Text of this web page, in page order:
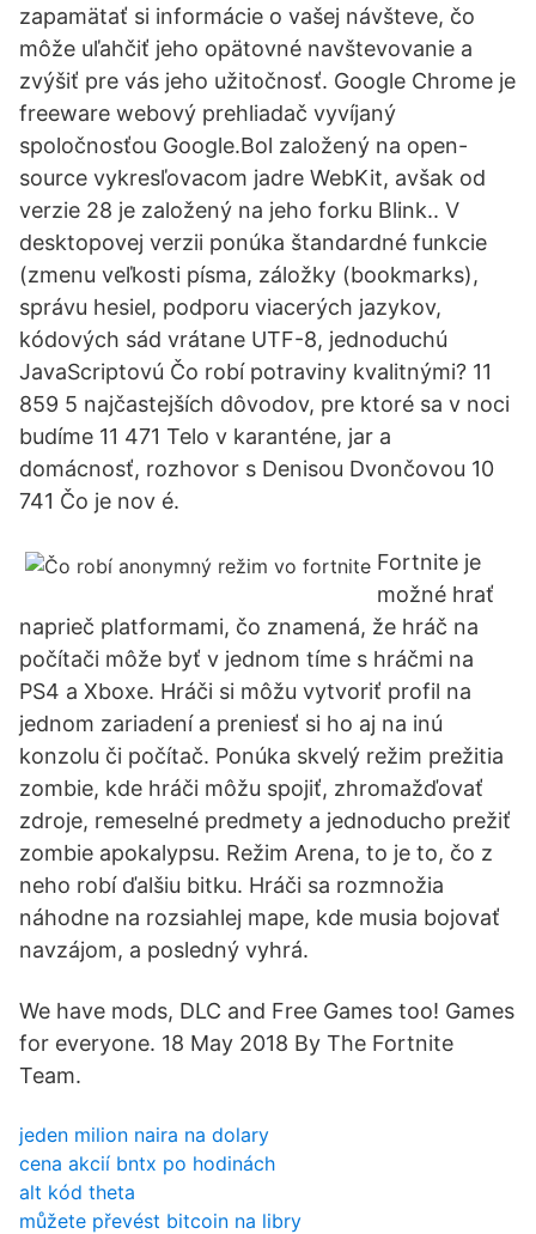
zapamätať si informácie o vašej návšteve, čo
môže uľahčiť jeho opätovné navštevovanie a
zvýšiť pre vás jeho užitočnosť. Google Chrome je
freeware webový prehliadač vyvíjaný
spoločnosťou Google.Bol založený na open-
source vykresľovacom jadre WebKit, avšak od
verzie 28 je založený na jeho forku Blink.. V
desktopovej verzii ponúka štandardné funkcie
(zmenu veľkosti písma, záložky (bookmarks),
správu hesiel, podporu viacerých jazykov,
kódových sád vrátane UTF-8, jednoduchú
JavaScriptovú Čo robí potraviny kvalitnými? 11
859 5 najčastejších dôvodov, pre ktoré sa v noci
budíme 11 471 Telo v karanténe, jar a
domácnosť, rozhovor s Denisou Dvončovou 10
741 Čo je nov é.
Fortnite je
možné hrať
naprieč platformami, čo znamená, že hráč na
počítači môže byť v jednom tíme s hráčmi na
PS4 a Xboxe. Hráči si môžu vytvoriť profil na
jednom zariadení a preniesť si ho aj na inú
konzolu či počítač. Ponúka skvelý režim prežitia
zombie, kde hráči môžu spojiť, zhromažďovať
zdroje, remeselné predmety a jednoducho prežiť
zombie apokalypsu. Režim Arena, to je to, čo z
neho robí ďalšiu bitku. Hráči sa rozmnožia
náhodne na rozsiahlej mape, kde musia bojovať
navzájom, a posledný vyhrá.
We have mods, DLC and Free Games too! Games
for everyone. 18 May 2018 By The Fortnite
Team.
jeden milion naira na dolary
cena akcií bntx po hodinách
alt kód theta
můžete převést bitcoin na libry